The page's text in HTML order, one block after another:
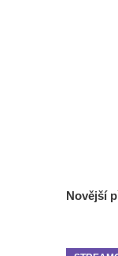
Novější